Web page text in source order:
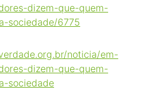
dizem-que-quem-
sociedade/6775
noticia/em-
dizem-que-quem-
sociedade